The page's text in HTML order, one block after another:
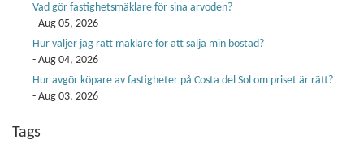
Vad gör fastighetsmäklare för sina arvoden?
- Aug 05, 2026
Hur väljer jag rätt mäklare för att sälja min bostad?
- Aug 04, 2026
Hur avgör köpare av fastigheter på Costa del Sol om priset är rätt?
- Aug 03, 2026
Tags